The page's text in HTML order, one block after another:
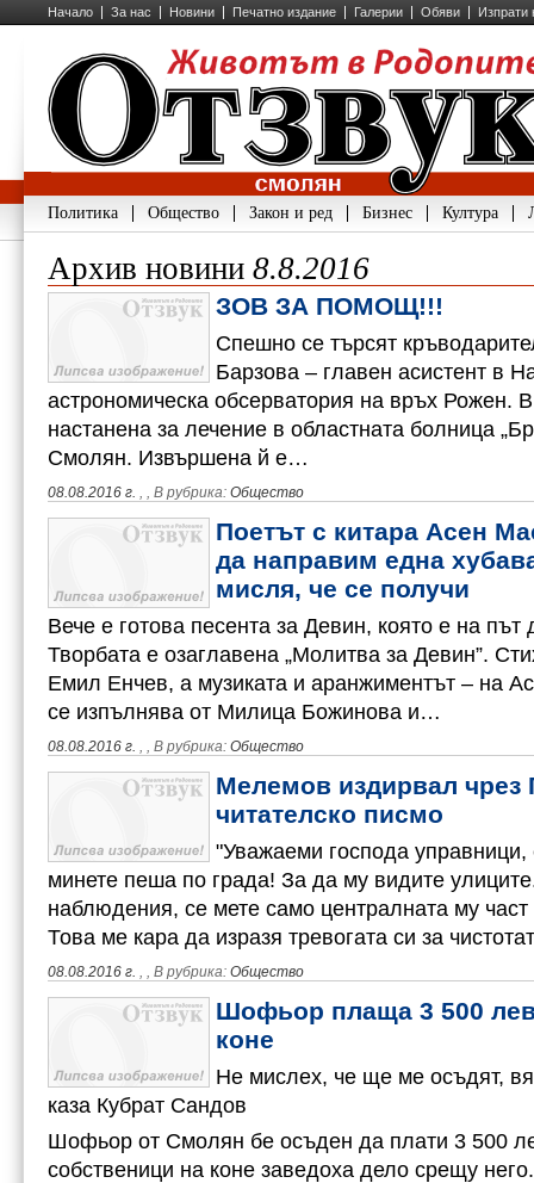
Начало За нас Новини Печатно издание Галерии Обяви Изпрати
Политика Общество Закон и ред Бизнес Култура
Архив новини 8.8.2016
ЗОВ ЗА ПОМОЩ!!!
Спешно се търсят
Барзова – главен асистент в
астрономическа обсерватория на връх Рожен.
настанена за лечение в областната болница
Смолян. Извършена й е…
08.08.2016 г. , , В рубрика: Общество
Поетът с китара Асен
да направим една
мисля, че се получи
Вече е готова песента за Девин, която е на път
Творбата е озаглавена „Молитва за Девин”.
Емил Енчев, а музиката и аранжиментът – на
се изпълнява от Милица Божинова и…
08.08.2016 г. , , В рубрика: Общество
Мелемов издирвал чрез
читателско писмо
"Уважаеми господа управници,
минете пеша по града! За да му видите
наблюдения, се мете само централната му
Това ме кара да изразя тревогата си за
08.08.2016 г. , , В рубрика: Общество
Шофьор плаща 3 500
коне
Не мислех, че ще ме осъдят,
каза Кубрат Сандов
Шофьор от Смолян бе осъден да плати 3 500
собственици на коне заведоха дело срещу